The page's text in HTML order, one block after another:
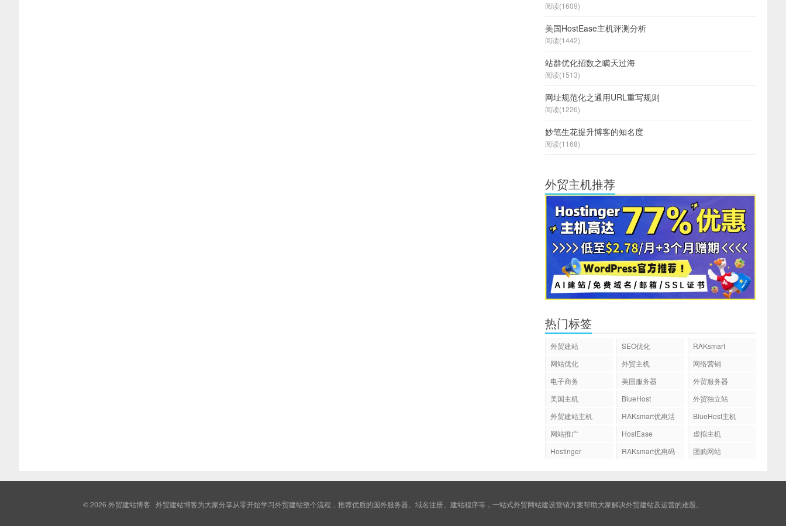
阅读(1609)
美国HostEase主机评测分析
阅读(1442)
站群优化招数之瞒天过海
阅读(1513)
网址规范化之通用URL重写规则
阅读(1226)
妙笔生花提升博客的知名度
阅读(1168)
外贸主机推荐
热门标签
外贸建站 SEO优化
RAKsmart
网站优化
外贸主机
网络营销
电子商务
美国服务器
外贸服务器
美国主机
BlueHost
外贸独立站
外贸建站主机
RAKsmart优惠活
BlueHost主机
网站推广
HostEase
虚拟主机
Hostinger
RAKsmart优惠码 团购网站
© 2026 外贸建站博客 外贸建站博客为大家分享从零开始学习外贸建站整个流程，推荐优质的国外服务器、域名注册、建站程序等，一站式外贸网站建设营销方案帮助大家解决外贸建站及运营的难题。